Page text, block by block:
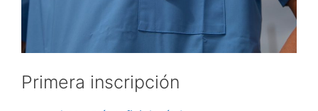
Primera inscripción